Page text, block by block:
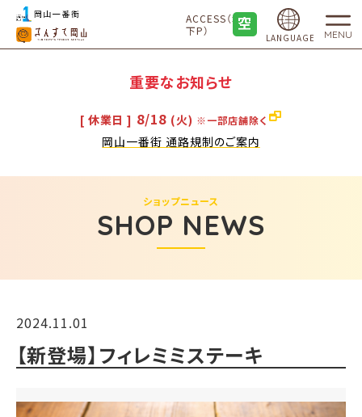
ACCESS（地
下P）
LANGUAGE MENU
重要なお知らせ
[ 休業日 ] 8/18 (火) ※一部店舗除く
岡山一番街 通路規制のご案内
SHOP NEWS
ショップニュース
2024.11.01
​【新登場】フィレミミステーキ